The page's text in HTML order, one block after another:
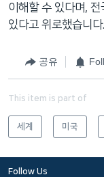
이해할 수 있다며,
있다고 위로했습니다.
공유
This item is part of
세계 미국
Follow Us